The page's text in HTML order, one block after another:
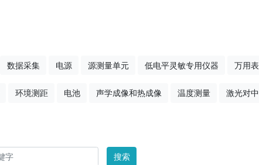
数据采集 电源 源测量单元 低电平灵敏专用仪器 万用表
环境测距 电池 声学成像和热成像 温度测量 激光对中
搜索